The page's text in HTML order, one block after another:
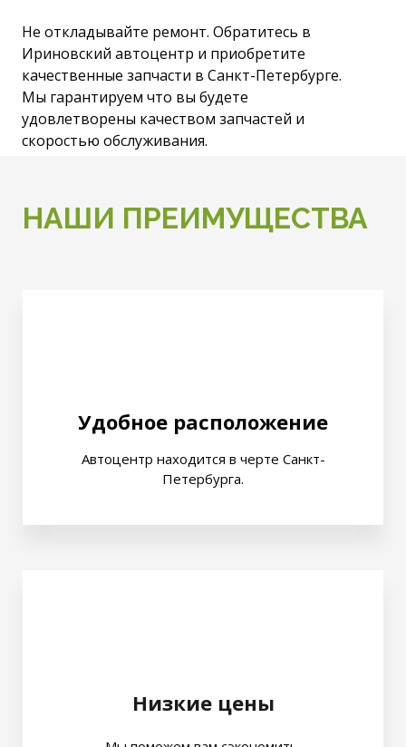
Не откладывайте ремонт. Обратитесь в
Ириновский автоцентр и приобретите
качественные запчасти в Санкт-Петербурге.
Мы гарантируем что вы будете
удовлетворены качеством запчастей и
скоростью обслуживания.
НАШИ ПРЕИМУЩЕСТВА
Удобное расположение
Автоцентр находится в черте Санкт-
Петербурга.
Низкие цены